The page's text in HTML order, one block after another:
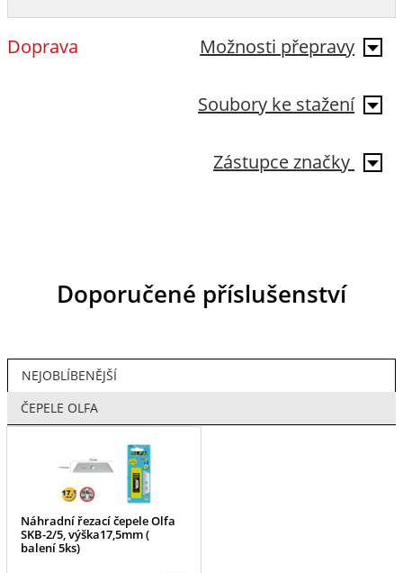
Možnosti přepravy
Doprava
Soubory ke stažení
Zástupce značky
Doporučené příslušenství
NEJOBLÍBENĚJŠÍ
ČEPELE OLFA
Náhradní řezací čepele Olfa
SKB-2/5, výška17,5mm (
balení 5ks)